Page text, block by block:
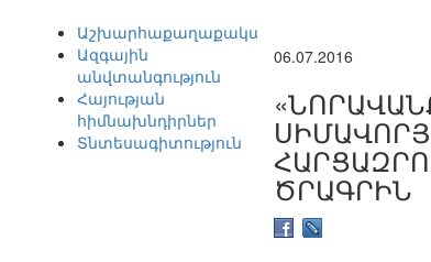
Աշխարհաքաղաքականություն
Ազգային
անվտանգություն
Հայության
հիմնախնդիրներ
Տնտեսագիտություն
06.07.2016
ԾՐԱԳՐԻՆ